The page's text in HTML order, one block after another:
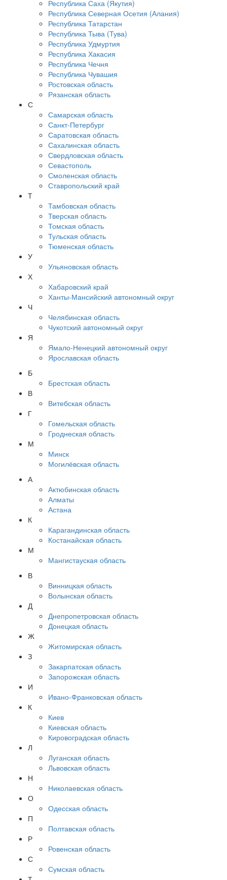
Республика Саха (Якутия)
Республика Северная Осетия (Алания)
Республика Татарстан
Республика Тыва (Тува)
Республика Удмуртия
Республика Хакасия
Республика Чечня
Республика Чувашия
Ростовская область
Рязанская область
С
Самарская область
Санкт-Петербург
Саратовская область
Сахалинская область
Свердловская область
Севастополь
Смоленская область
Ставропольский край
Т
Тамбовская область
Тверская область
Томская область
Тульская область
Тюменская область
У
Ульяновская область
Х
Хабаровский край
Ханты-Мансийский автономный округ
Ч
Челябинская область
Чукотский автономный округ
Я
Ямало-Ненецкий автономный округ
Ярославская область
Б
Брестская область
В
Витебская область
Г
Гомельская область
Гроднеская область
М
Минск
Могилёвская область
А
Актюбинская область
Алматы
Астана
К
Карагандинская область
Костанайская область
М
Мангистауская область
В
Винницкая область
Волынская область
Д
Днепропетровская область
Донецкая область
Ж
Житомирская область
З
Закарпатская область
Запорожская область
И
Ивано-Франковская область
К
Киев
Киевская область
Кировоградская область
Л
Луганская область
Львовская область
Н
Николаевская область
О
Одесская область
П
Полтавская область
Р
Ровенская область
С
Сумская область